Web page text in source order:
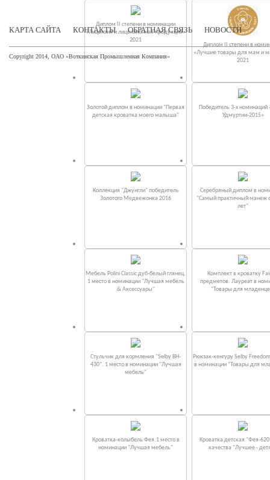
Диплом II степени в номинации
«Лицензия и лицензионная продукция»
2021
Диплом II степени в
«Лучшие товары для мам и
2021
Золотой диплом в номинации "Первая
детская кроватка моего малыша"
Победитель 3-х номинаций
Удмуртии-2015»
Коллекция "Джунгли" победитель
Золотого Медвежонка 2016
Серебряный диплом в
"Самый практичный манеж
лет"
Мебель Polini Classic дуб-белый глянец.
1 место в номинации "Лучшая мебель
& Аксессуары"
Комплект в кроватку
предметов. Лауреат в
“Товары для
Стульчик для кормления "Selby BH-
430". 1 место в номинации "Лучшая
мебель"
Рюкзак-кенгуру Selby
в номинации “Товары для
Кроватка-колыбель Фея.1 место в
номинации "Лучшая мебель"
Кроватка детская "Фея-
качества "Лучшее -
КАРТА САЙТА КОНТАКТЫ ОБРАТНАЯ СВЯЗЬ НОВОСТИ
Copyright 2014, ОАО «Воткинская Промышленная Компания»